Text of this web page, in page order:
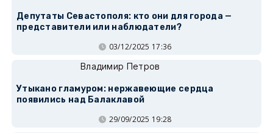
Депутаты Севастополя: кто они для города —
представители или наблюдатели?
03/12/2025 17:36
Владимир Петров
Утыкано гламуром: нержавеющие сердца
появились над Балаклавой
29/09/2025 19:28